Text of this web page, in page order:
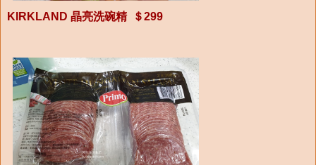
KIRKLAND 晶亮洗碗精 ＄299